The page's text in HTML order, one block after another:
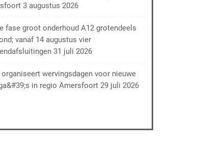
3 augustus 2026
fase groot onderhoud A12 grotendeels
vanaf 14 augustus vier
31 juli 2026
wervingsdagen voor nieuwe
in regio Amersfoort 29 juli 2026